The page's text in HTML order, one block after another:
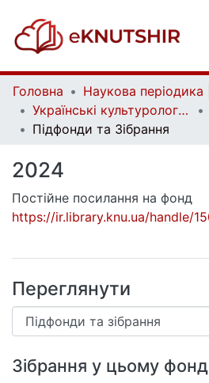
Головна
Українські культурологічні студії | Ukrainian Cultural Studies
Підфонди та Зібрання
2024
Постійне посилання на фонд
https://ir.library.knu.ua/handle/
Переглянути
Зібрання у цьому